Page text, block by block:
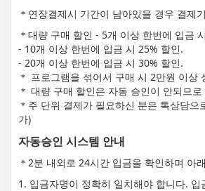
＊연장결제시 기간이 남아있을 경우 결제
＊대량 구매 할인 - 5개 이상 한번에 입금
- 10개 이상 한번에 입금 시 25% 할인.
- 20개 이상 한번에 입금 시 30% 할인.
＊ 프로그램을 섞어서 구매 시 2만원 이상
＊ 대량 구매 할인은 자동 승인이 안되므
＊주 단위 결제가 필요하신 분은 톡상담
가)
자동승인 시스템 안내
＊2분 내외로 24시간 입금을 확인하며 아
1. 입금자명이 정확히 일치해야 합니다.